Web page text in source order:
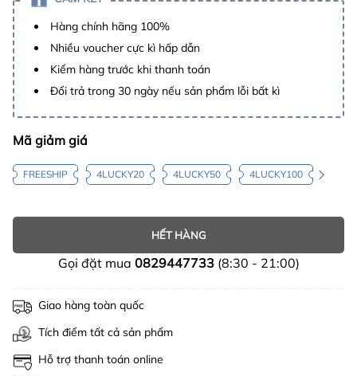
Hàng chính hãng 100%
Nhiều voucher cực kì hấp dẫn
Kiểm hàng trước khi thanh toán
Đổi trả trong 30 ngày nếu sản phẩm lỗi bất kì
Mã giảm giá
FREESHIP 4LUCKY20 4LUCKY50 4LUCKY100
HẾT HÀNG
Gọi đặt mua 0829447733(8:30 - 21:00)
Giao hàng toàn quốc
Tích điểm tất cả sản phẩm
Hỗ trợ thanh toán online